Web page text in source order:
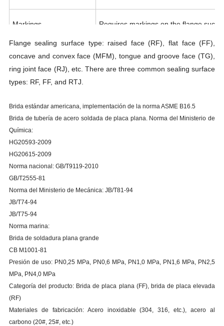
Markings Requires markings on the flange such
Other Requirements Includes manufacturing processes
Flange sealing surface type: raised face (RF), flat face (FF),
concave and convex face (MFM), tongue and groove face (TG),
ring joint face (RJ), etc. There are three common sealing surface
types: RF, FF, and RTJ.
Brida estándar americana, implementación de la norma ASME B16.5
Brida de tubería de acero soldada de placa plana. Norma del Ministerio de
Química:
HG20593-2009
HG20615-2009
Norma nacional: GB/T9119-2010
GB/T2555-81
Norma del Ministerio de Mecánica: JB/T81-94
JB/T74-94
JB/T75-94
Norma marina:
Brida de soldadura plana grande
CB M1001-81
Presión de uso: PN0,25 MPa, PN0,6 MPa, PN1,0 MPa, PN1,6 MPa, PN2,5
MPa, PN4,0 MPa
Categoría del producto: Brida de placa plana (FF), brida de placa elevada
(RF)
Materiales de fabricación: Acero inoxidable (304, 316, etc.), acero al
carbono (20#, 25#, etc.)